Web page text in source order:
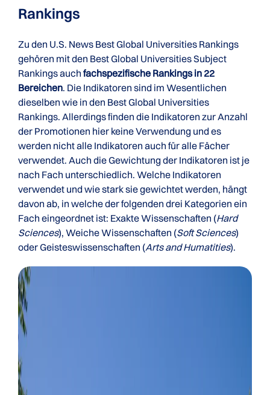
Rankings
Zu den U.S. News Best Global Universities Rankings
gehören mit den Best Global Universities Subject
Rankings auch fachspezifische Rankings in 22
Bereichen. Die Indikatoren sind im Wesentlichen
dieselben wie in den Best Global Universities
Rankings. Allerdings finden die Indikatoren zur Anzahl
der Promotionen hier keine Verwendung und es
werden nicht alle Indikatoren auch für alle Fächer
verwendet. Auch die Gewichtung der Indikatoren ist je
nach Fach unterschiedlich. Welche Indikatoren
verwendet und wie stark sie gewichtet werden, hängt
davon ab, in welche der folgenden drei Kategorien ein
Fach eingeordnet ist: Exakte Wissenschaften (Hard
Sciences), Weiche Wissenschaften (Soft Sciences)
oder Geisteswissenschaften (Arts and Humatities).